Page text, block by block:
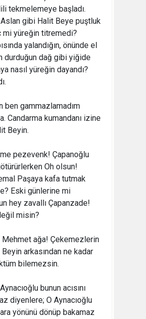
tekmelemeye başladı.
Aslan gibi Halit Beye puştluk
mi yüreğin titremedi?
yalandığın, önünde el
durduğun dağ gibi yiğide
nasıl yüreğin dayandı?
ben gammazlamadım
Candarma kumandanı izine
Beyin.
pezevenk! Çapanoğlu
Oh olsun!
Paşaya kafa tutmak
Eski günlerine mi
hey zavallı Çapanzade!
misin?
Mehmet ağa! Çekemezlerin
Beyin arkasından ne kadar
bilemezsin.
bunun acısını
diyenlere; O Aynacıoğlu
yönünü dönüp bakamaz